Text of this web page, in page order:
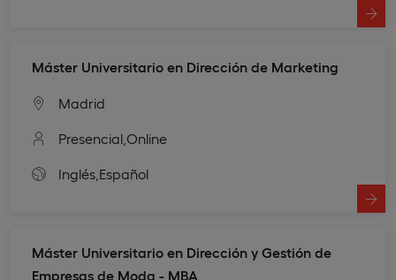
Máster Universitario en Dirección de Marketing
Madrid
Presencial, Online
Inglés, Español
Máster Universitario en Dirección y Gestión de
Empresas de Moda - MBA